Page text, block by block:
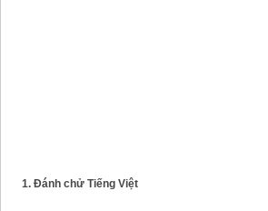
1. Đánh chử Tiếng Việt